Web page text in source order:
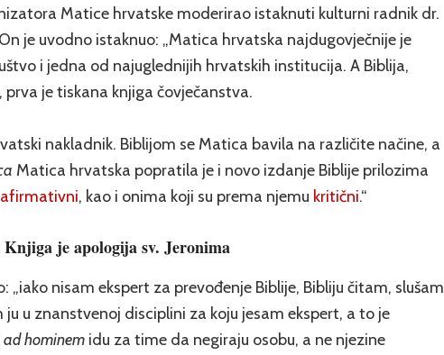
Matice hrvatske moderirao istaknuti kulturni radnik dr.
je uvodno istaknuo: „Matica hrvatska najdugovječnije je
i jedna od najuglednijih hrvatskih institucija. A Biblija,
je tiskana knjiga čovječanstva.
nakladnik. Biblijom se Matica bavila na različite načine, a
Matica hrvatska popratila je i novo izdanje Biblije prilozima
afirmativni, kao i onima koji su prema njemu kritični.“
je apologija sv. Jeronima
„iako nisam ekspert za prevođenje Biblije, Bibliju čitam, slušam
u znanstvenoj disciplini za koju jesam ekspert, a to je
ad hominem idu za time da negiraju osobu, a ne njezine